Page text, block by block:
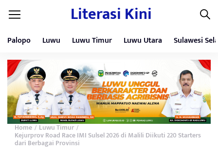
Literasi Kini
Palopo Luwu Luwu Timur Luwu Utara Sulawesi
Home / Luwu Timur /
Kejurprov Road Race IMI Sulsel 2026 di Malili Diikuti 220 Starters
dari Berbagai Provinsi